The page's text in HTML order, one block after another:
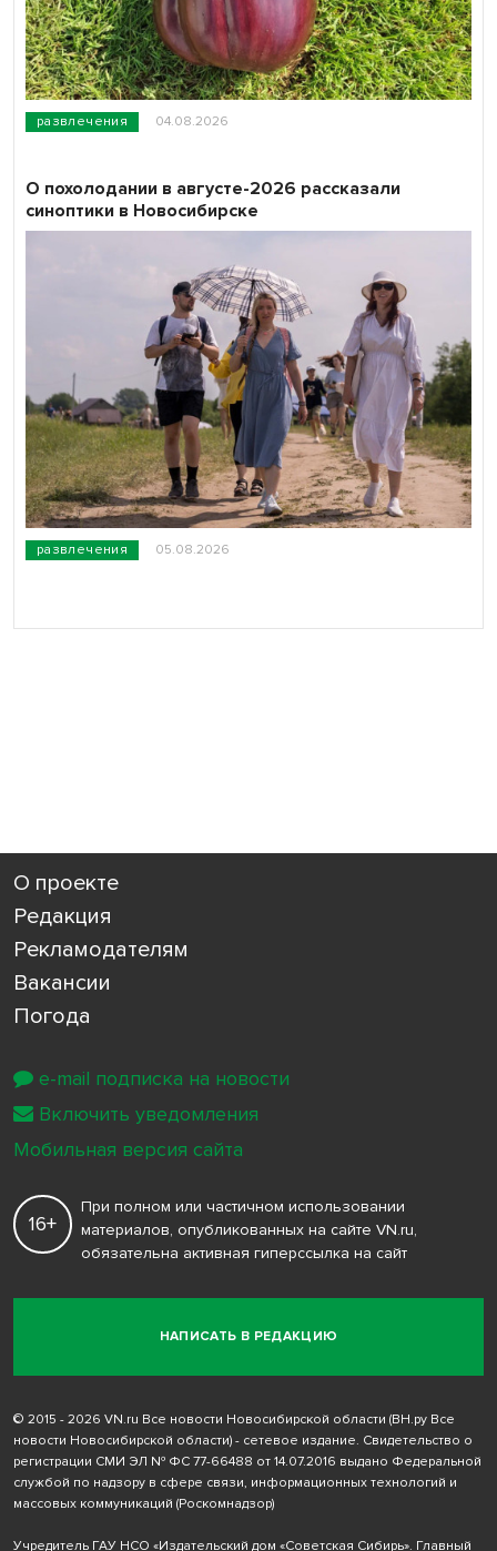
развлечения 04.08.2026
развлечения 05.08.2026
О похолодании в августе-2026 рассказали
синоптики в Новосибирске
О проекте
Редакция
Рекламодателям
Вакансии
Погода
НАПИСАТЬ В РЕДАКЦИЮ
16+
При полном или частичном использовании
материалов, опубликованных на сайте VN.ru,
обязательна активная гиперссылка на сайт
© 2015 - 2026 VN.ru Все новости Новосибирской области (ВН.ру Все
новости Новосибирской области) - сетевое издание. Свидетельство о
регистрации СМИ ЭЛ № ФС 77-66488 от 14.07.2016 выдано Федеральной
службой по надзору в сфере связи, информационных технологий и
массовых коммуникаций (Роскомнадзор)
Учредитель ГАУ НСО «Издательский дом «Советская Сибирь». Главный
e-mail подписка на новости
Включить уведомления
Мобильная версия сайта